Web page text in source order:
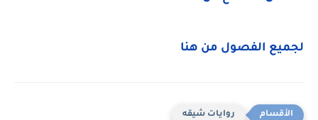
لجميع الفصول من هنا
روايات شيقه